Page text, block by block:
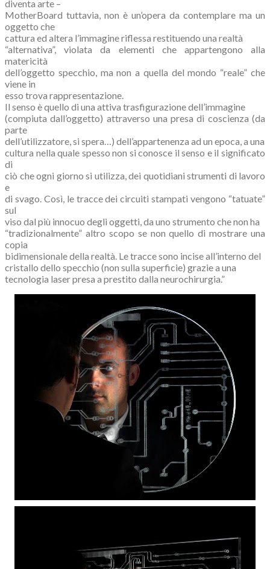
diventa arte –
MotherBoard tuttavia, non è un’opera da contemplare ma un
oggetto che
cattura ed altera l’immagine riflessa restituendo una realtà
“alternativa”, violata da elementi che appartengono alla
matericità
dell’oggetto specchio, ma non a quella del mondo “reale” che
viene in
esso trova rappresentazione.
Il senso è quello di una attiva trasfigurazione dell’immagine
(compiuta dall’oggetto) attraverso una presa di coscienza (da
parte
dell’utilizzatore, si spera…) dell’appartenenza ad un epoca, a una
cultura nella quale spesso non si conosce il senso e il significato
di
ciò che ogni giorno si utilizza, dei quotidiani strumenti di lavoro
e
di svago. Così, le tracce dei circuiti stampati vengono “tatuate”
sul
viso dal più innocuo degli oggetti, da uno strumento che non ha
“tradizionalmente” altro scopo se non quello di mostrare una
copia
bidimensionale della realtà. Le tracce sono incise all’interno del
cristallo dello specchio (non sulla superficie) grazie a una
tecnologia laser presa a prestito dalla neurochirurgia.”